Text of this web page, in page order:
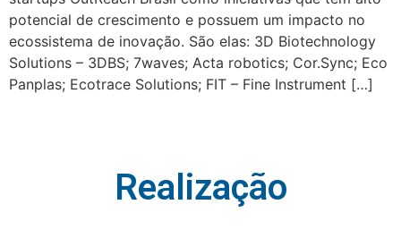
potencial de crescimento e possuem um impacto no
ecossistema de inovação. São elas: 3D Biotechnology
Solutions – 3DBS; 7waves; Acta robotics; Cor.Sync; Eco
Panplas; Ecotrace Solutions; FIT – Fine Instrument […]
Realização